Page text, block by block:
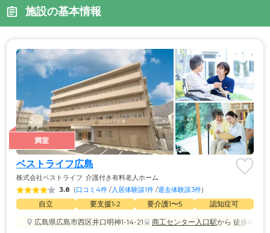
施設の基本情報
満室
ベストライフ広島
株式会社ベストライフ 介護付き有料老人ホーム
3.8 (口コミ4件 /入居体験談1件 /退去体験談3件)
自立 要支援1•2 要介護1〜5
認知症可
広島県広島市西区井口明神1-14-21
商工センター入口駅から 徒歩4分